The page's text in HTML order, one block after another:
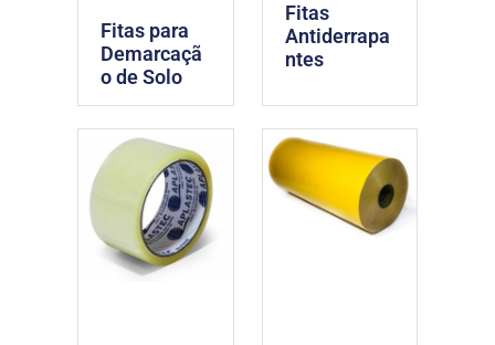
Fitas para
Demarcaçã
o de Solo
Fitas
Antiderrapa
ntes